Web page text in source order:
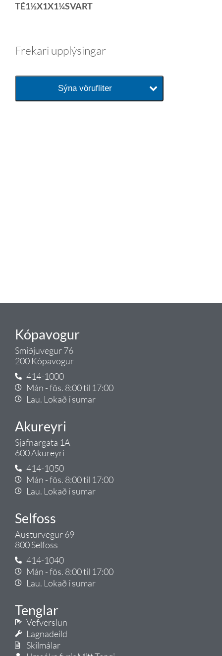
TÉ1½X1X1¼SVART
Frekari upplýsingar
Sýna vörufliter
Kópavogur
Smiðjuvegur 76
200 Kópavogur
414-1000
Mán - fös. 8:00 til 17:00
Lau. Lokað í sumar
Akureyri
Sjafnargata 1A
600 Akureyri
414-1050
Mán - fös. 8:00 til 17:00
Lau. Lokað í sumar
Selfoss
Austurvegur 69
800 Selfoss
414-1040
Mán - fös. 8:00 til 17:00
Lau. Lokað í sumar
Tenglar
Vefverslun
Lagnadeild
Skilmálar